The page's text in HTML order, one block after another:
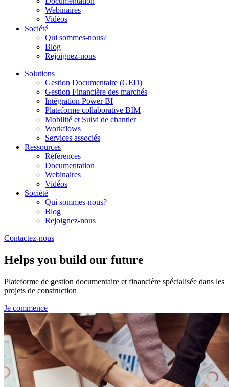
Webinaires
Vidéos
Société
Qui sommes-nous?
Blog
Rejoignez-nous
Solutions
Gestion Documentaire (GED)
Gestion Financière des marchés
Intégration Power BI
Plateforme collaborative BIM
Mobilité et Suivi de chantier
Workflows
Services associés
Ressources
Références
Documentation
Webinaires
Vidéos
Société
Qui sommes-nous?
Blog
Rejoignez-nous
Contactez-nous
Helps you build our future
Plateforme de gestion documentaire et financière spécialisée dans les
projets de construction
Je commence